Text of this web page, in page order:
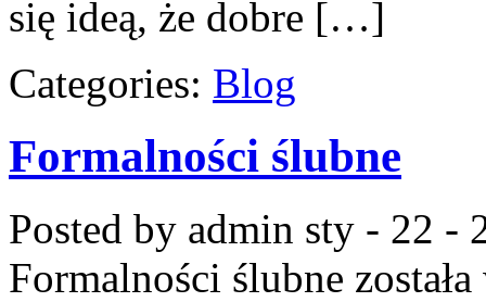
się ideą, że dobre […]
Categories: Blog
Formalności ślubne
Posted by admin sty - 22 -
Formalności ślubne